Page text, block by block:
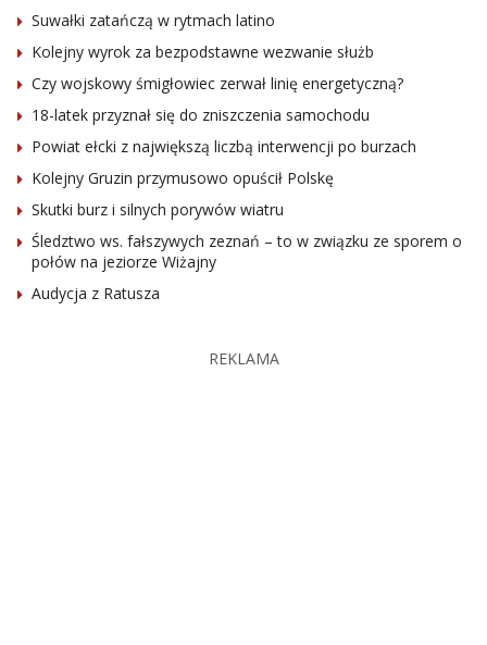
Suwałki zatańczą w rytmach latino
Kolejny wyrok za bezpodstawne wezwanie służb
Czy wojskowy śmigłowiec zerwał linię energetyczną?
18-latek przyznał się do zniszczenia samochodu
Powiat ełcki z największą liczbą interwencji po burzach
Kolejny Gruzin przymusowo opuścił Polskę
Skutki burz i silnych porywów wiatru
Śledztwo ws. fałszywych zeznań – to w związku ze sporem o
połów na jeziorze Wiżajny
Audycja z Ratusza
REKLAMA